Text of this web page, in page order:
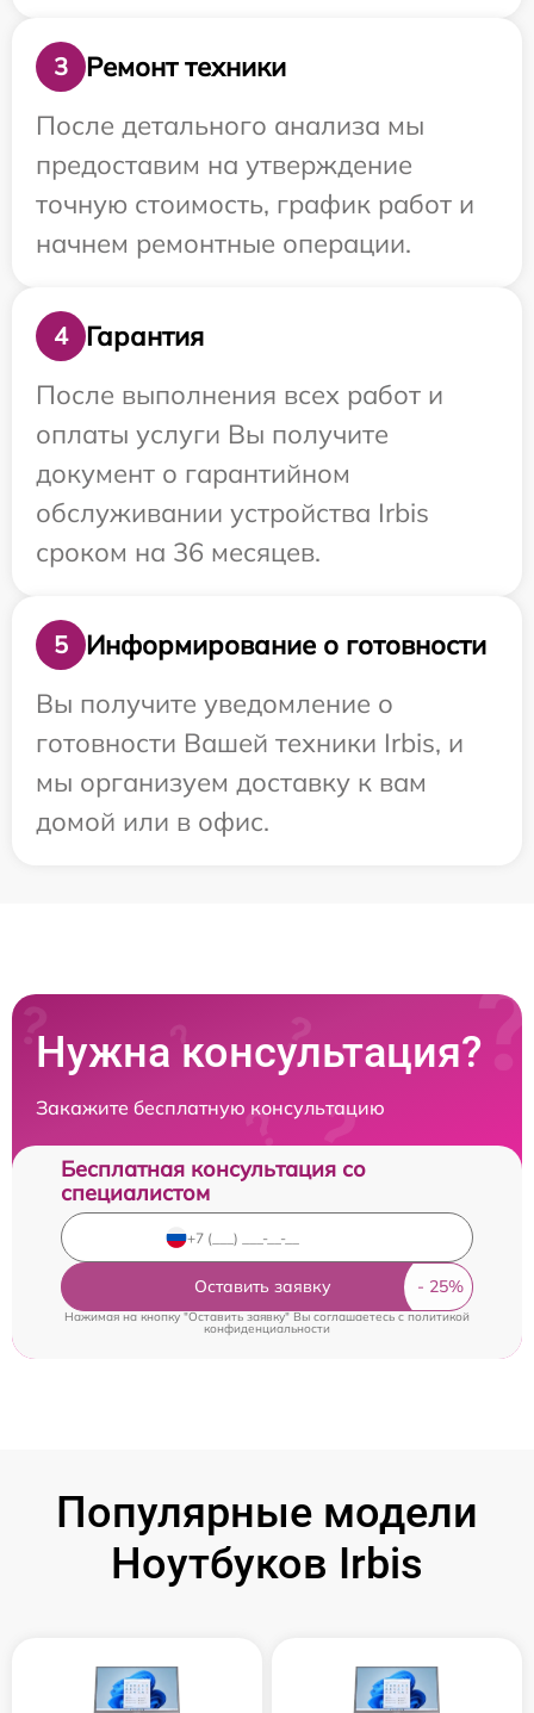
3
Ремонт техники
После детального анализа мы
предоставим на утверждение
точную стоимость, график работ и
начнем ремонтные операции.
4
Гарантия
После выполнения всех работ и
оплаты услуги Вы получите
документ о гарантийном
обслуживании устройства Irbis
сроком на 36 месяцев.
5
Информирование о готовности
Вы получите уведомление о
готовности Вашей техники Irbis, и
мы организуем доставку к вам
домой или в офис.
Нужна консультация?
Закажите бесплатную консультацию
Бесплатная консультация со
специалистом
Оставить заявку
Нажимая на кнопку "Оставить заявку" Вы соглашаетесь c политикой
конфиденциальности
Популярные модели
Ноутбуков Irbis